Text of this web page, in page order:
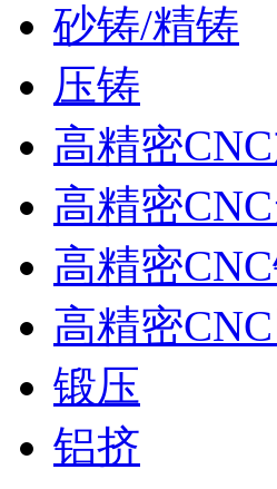
砂铸/精铸
压铸
高精密
高精密
高精密
高精密
锻压
铝挤